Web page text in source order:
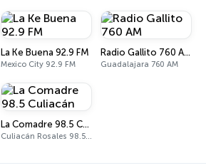
La Ke Buena 92.9 FM
Mexico City 92.9 FM
Radio Gallito 760 AM
Guadalajara 760 AM
La Comadre 98.5 Culiacán
Culiacán Rosales 98.5 FM